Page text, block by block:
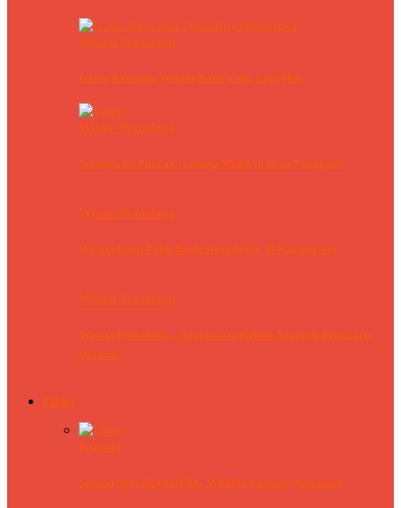
Wisata Pemalang
Gatra Kencana Wisata Baru Yang Lagi Hits
Wisata Pemalang
Serunya ke Puncak Gunung Mutih di Desa Penggarit
Wisata Pemalang
Wisata Baru Petik Buah Strawberry di Karangsari
Wisata Pemalang
Wisata Pemalang – Agrowisata Kebun Anggrek Penggarit
Orchids
Kuliner
Kuliner
Spesial Soto Boyolali Hj. Widodo Cabang Pemalang